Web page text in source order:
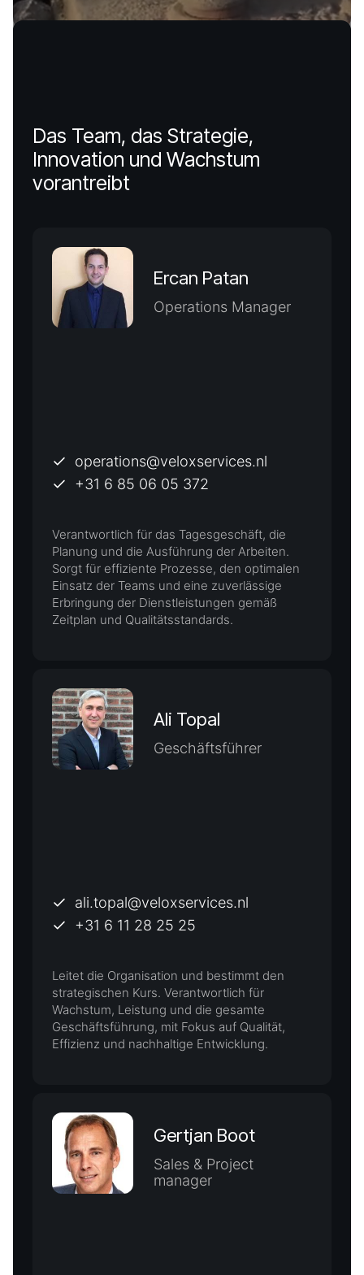
Das Team, das Strategie,
Innovation und Wachstum
vorantreibt
Ercan Patan
Operations Manager
operations@veloxservices.nl
+31 6 85 06 05 372
Verantwortlich für das Tagesgeschäft, die
Planung und die Ausführung der Arbeiten.
Sorgt für effiziente Prozesse, den optimalen
Einsatz der Teams und eine zuverlässige
Erbringung der Dienstleistungen gemäß
Zeitplan und Qualitätsstandards.
Ali Topal
Geschäftsführer
ali.topal@veloxservices.nl
+31 6 11 28 25 25
Leitet die Organisation und bestimmt den
strategischen Kurs. Verantwortlich für
Wachstum, Leistung und die gesamte
Geschäftsführung, mit Fokus auf Qualität,
Effizienz und nachhaltige Entwicklung.
Gertjan Boot
Sales & Project
manager